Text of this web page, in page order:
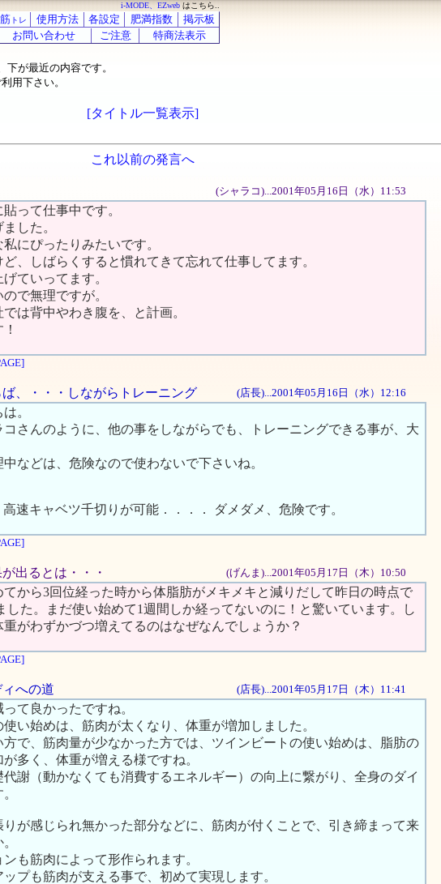
i-MODE、EZweb はこちら..
筋 トレ 使用方法 各設定 肥満指数
掲示板
お問い合わせ ご注意 特商法表示
が最近の内容です。
用下さい。
[タイトル一覧表示]
これ以前の発言へ
(シャラコ)...2001年05月16日（水）11:53
って仕事中です。
した。
にぴったりみたいです。
、しばらくすると慣れてきて忘れて仕事してます。
ていってます。
で無理ですが。
は背中やわき腹を、と計画。
、・・・しながらトレーニング (店長)...2001年05月16日（水）12:16
。
さんのように、他の事をしながらでも、トレーニングできる事が、大
などは、危険なので使わないで下さいね。
速キャベツ千切りが可能．．．． ダメダメ、危険です。
出るとは・・・ (げんま)...2001年05月17日（木）10:50
から3回位経った時から体脂肪がメキメキと減りだして昨日の時点で
した。まだ使い始めて1週間しか経ってないのに！と驚いています。し
がわずかづつ増えてるのはなぜなんでしょうか？
への道 (店長)...2001年05月17日（木）11:41
て良かったですね。
い始めは、筋肉が太くなり、体重が増加しました。
で、筋肉量が少なかった方では、ツインビートの使い始めは、脂肪の
多く、体重が増える様ですね。
謝（動かなくても消費するエネルギー）の向上に繋がり、全身のダイ
が感じられ無かった部分などに、筋肉が付くことで、引き締まって来
も筋肉によって形作られます。
プも筋肉が支える事で、初めて実現します。